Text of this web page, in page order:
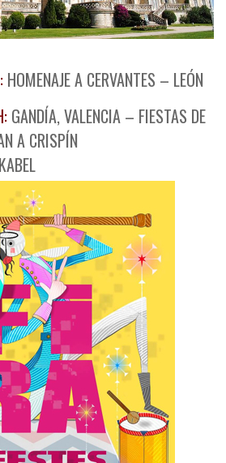
HOMENAJE A CERVANTES – LEÓN
GANDÍA, VALENCIA – FIESTAS DE
A CRISPÍN